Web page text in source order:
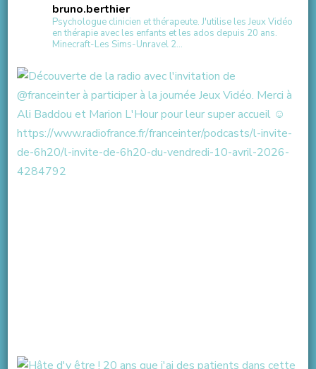
bruno.berthier
Psychologue clinicien et thérapeute.J'utilise les Jeux Vidéo
en thérapie avec les enfants et les ados depuis 20 ans.
Minecraft-Les Sims-Unravel 2...